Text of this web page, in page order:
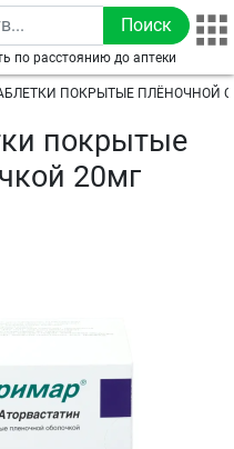
по расстоянию до аптеки
ПОКРЫТЫЕ ПЛЁНОЧНОЙ
покрытые
20мг